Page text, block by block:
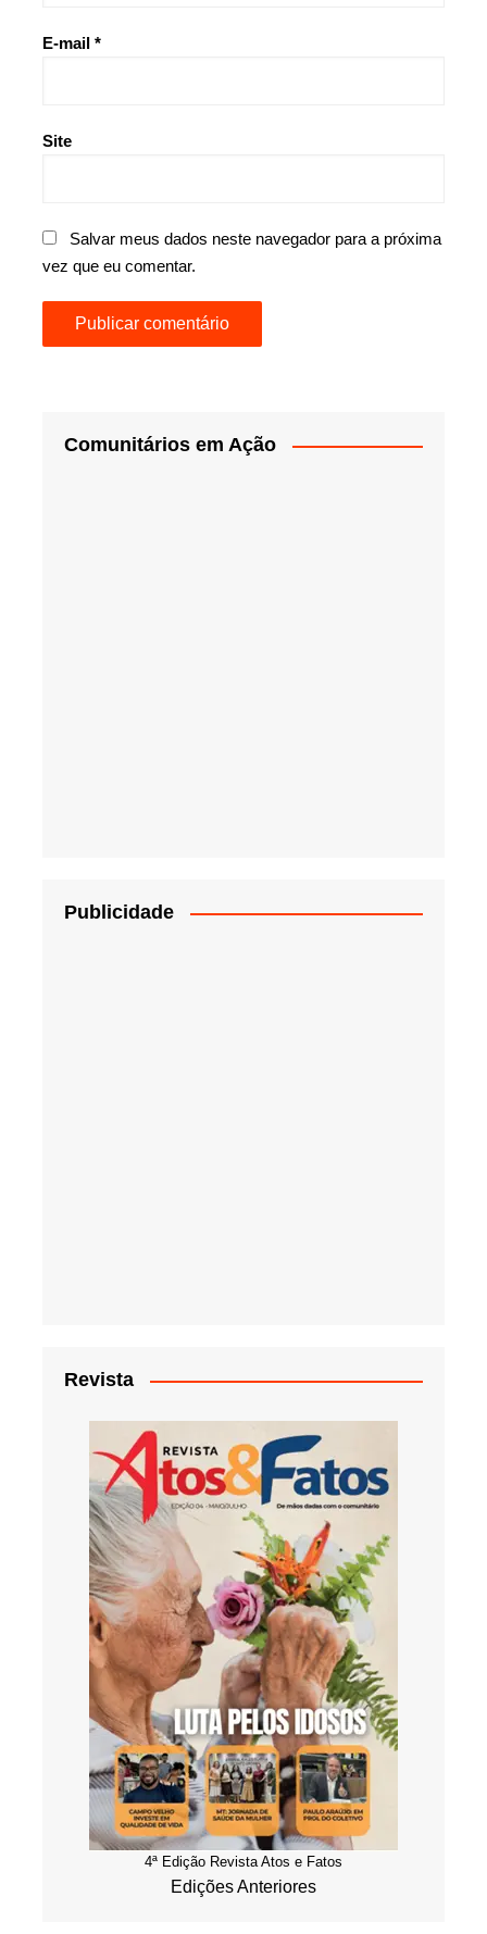
E-mail *
Site
Salvar meus dados neste navegador para a próxima
vez que eu comentar.
Comunitários em Ação
Publicidade
Revista
4ª Edição Revista Atos e Fatos
Edições Anteriores